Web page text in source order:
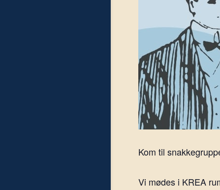
Kom til
Vi mødes i KREA